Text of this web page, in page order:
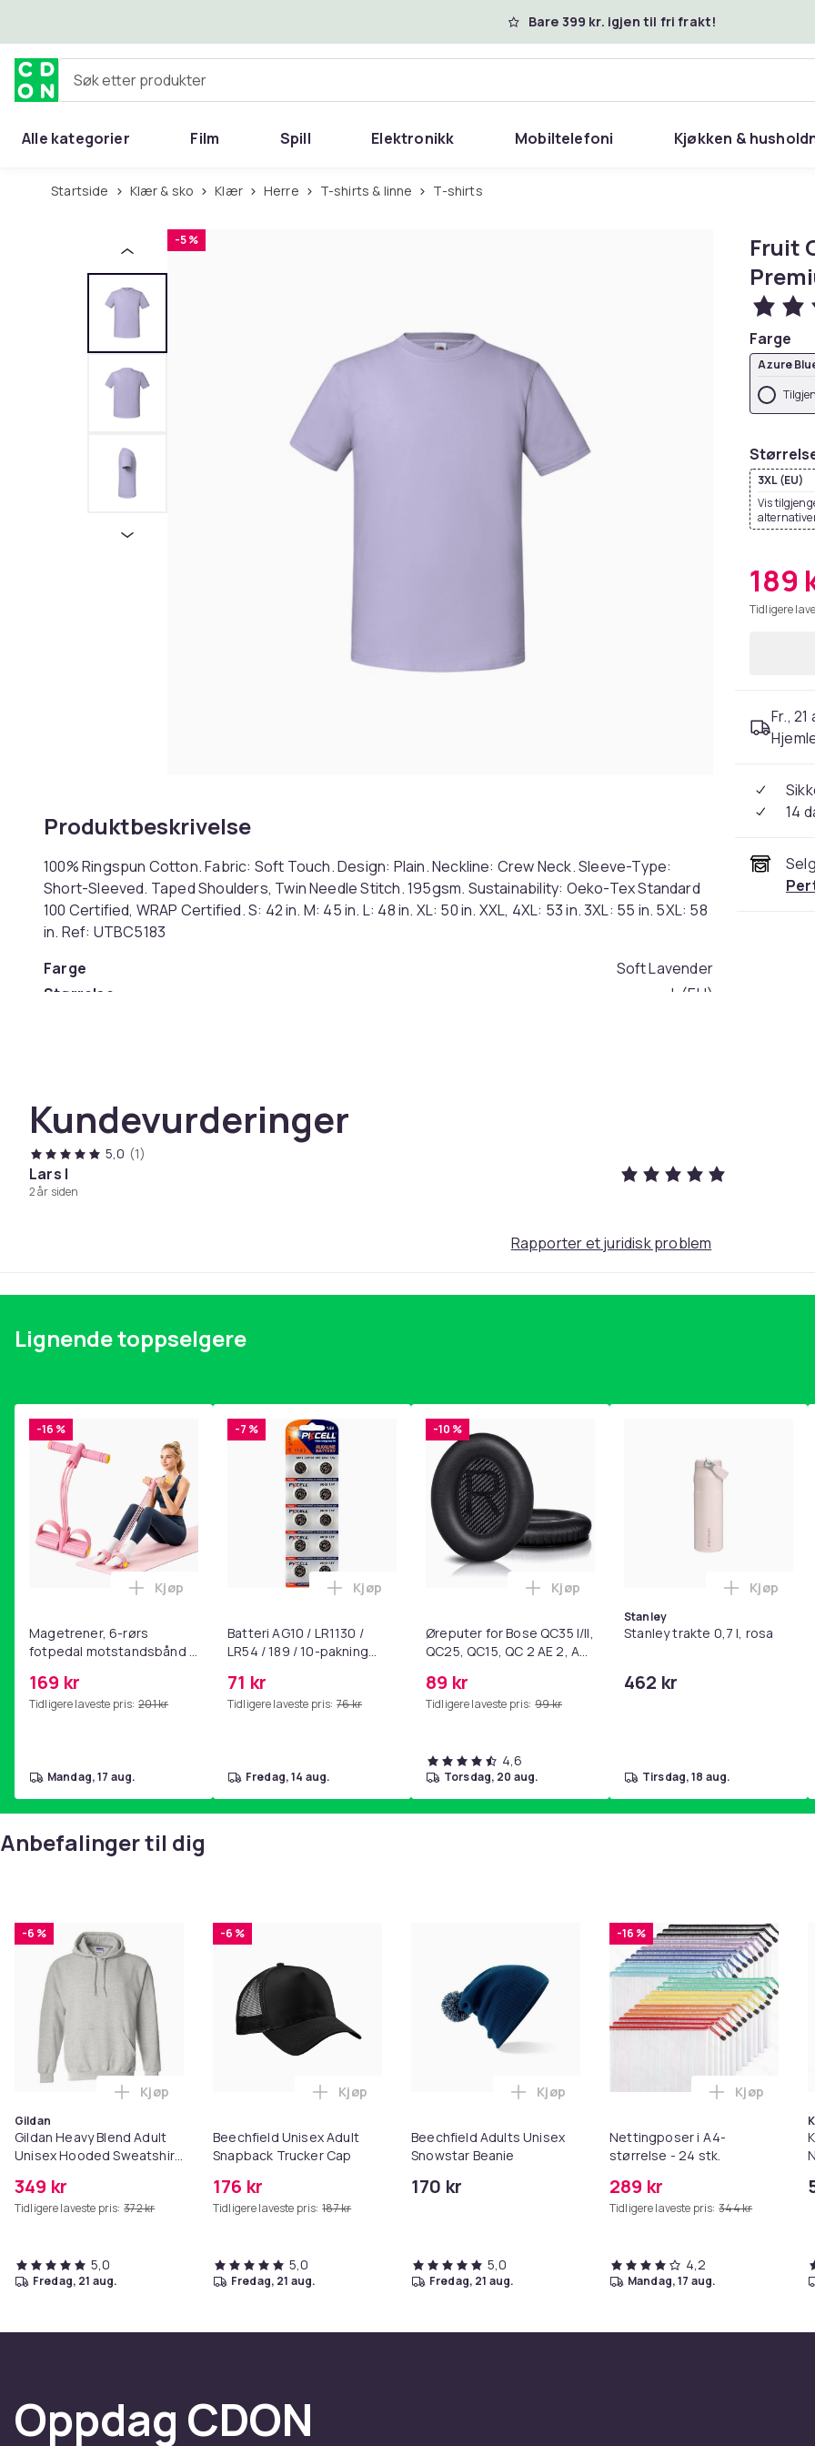
Bare 399 kr. igjen til fri frakt!
Søk etter produkter
Alle kategorier Film Spill Elektronikk Mobiltelefoni Kjøkken &
Startside Klær & sko Klær Herre T-shirts & linne T-shirts
-5 %
Produktbeskrivelse
100% Ringspun Cotton. Fabric: Soft Touch. Design: Plain. Neckline: Crew Neck. Sleeve-Type:
Short-Sleeved. Taped Shoulders, Twin Needle Stitch. 195gsm. Sustainability: Oeko-Tex Standard
100 Certified, WRAP Certified. S: 42 in. M: 45 in. L: 48 in. XL: 50 in. XXL, 4XL: 53 in. 3XL: 55 in. 5XL: 58
in. Ref: UTBC5183
Farge
Soft Lavender
Størrelse
L (EU)
Kundevurderinger
5,0 (1)
Lars I
2 år siden
Fruit
Farge
Azure
3XL (EU)
Vis
189
Tidligere
Fr., 21
14
Rapporter et juridisk problem
Lignende toppselgere
-16 %
Magetrener, 6-rørs
fotpedal motstandsbånd -
yoga og
hjemmegymnastikk Pink
169 kr
Tidligere laveste pris: 201 kr
Legg Magetrener, 6-rørs fotpedal motstandsbånd - mage- og kjernetrening, yoga og
Kjøp
mandag, 17 aug.
-7 %
Batteri AG10 / LR1130 /
LR54 / 189 / 10-pakning
71 kr
Tidligere laveste pris: 76 kr
Legg Batteri AG10 / LR1130 / LR54 / 189 / 10-pakning PKcell i
Kjøp
fredag, 14 aug.
-10 %
Øreputer for Bose QC35 I/II,
QC25, QC15, QC 2 AE 2, AE
SoundLink Black
89 kr
Tidligere laveste pris: 99 kr
Legg Øreputer for Bose QC35 I/II, QC25,
Kjøp
4,6
torsdag, 20 aug.
Stanley
Stanley trakte 0,7 l, rosa
462 kr
Legg
Kjøp
tirsdag, 18 aug.
Anbefalinger til dig
-6 %
Gildan
Gildan Heavy Blend Adult
Unisex Hooded Sweatshirt
349 kr
Tidligere laveste pris: 372 kr
Legg Gildan Heavy Blend Adult Unisex Hooded Sweatshirt / Hoodie i handlekurven
Kjøp
5,0
fredag, 21 aug.
-6 %
Beechfield Unisex Adult
Snapback Trucker Cap
176 kr
Tidligere laveste pris: 187 kr
Legg Beechfield Unisex Adult Snapback Trucker Cap i handlekurven
Kjøp
5,0
fredag, 21 aug.
Beechfield Adults Unisex
Snowstar Beanie
170 kr
Legg Beechfield Adults Unisex Snowstar
Kjøp
5,0
fredag, 21 aug.
-16 %
Nettingposer i A4-
størrelse - 24 stk.
289 kr
Tidligere laveste pris: 344 kr
Legg
Kjøp
4,2
mandag, 17 aug.
Oppdag CDON